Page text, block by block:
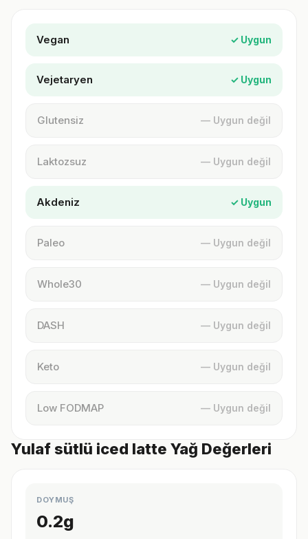
Vegan ✓ Uygun
Vejetaryen ✓ Uygun
Glutensiz — Uygun değil
Laktozsuz — Uygun değil
Akdeniz ✓ Uygun
Paleo — Uygun değil
Whole30 — Uygun değil
DASH — Uygun değil
Keto — Uygun değil
Low FODMAP — Uygun değil
Yulaf sütlü iced latte Yağ Değerleri
DOYMUŞ
0.2g